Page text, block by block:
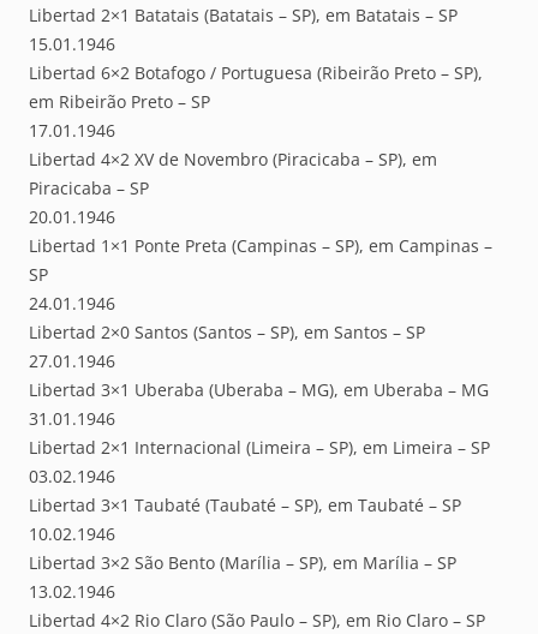
Libertad 2×1 Batatais (Batatais – SP), em Batatais – SP
15.01.1946
Libertad 6×2 Botafogo / Portuguesa (Ribeirão Preto – SP),
em Ribeirão Preto – SP
17.01.1946
Libertad 4×2 XV de Novembro (Piracicaba – SP), em
Piracicaba – SP
20.01.1946
Libertad 1×1 Ponte Preta (Campinas – SP), em Campinas –
SP
24.01.1946
Libertad 2×0 Santos (Santos – SP), em Santos – SP
27.01.1946
Libertad 3×1 Uberaba (Uberaba – MG), em Uberaba – MG
31.01.1946
Libertad 2×1 Internacional (Limeira – SP), em Limeira – SP
03.02.1946
Libertad 3×1 Taubaté (Taubaté – SP), em Taubaté – SP
10.02.1946
Libertad 3×2 São Bento (Marília – SP), em Marília – SP
13.02.1946
Libertad 4×2 Rio Claro (São Paulo – SP), em Rio Claro – SP